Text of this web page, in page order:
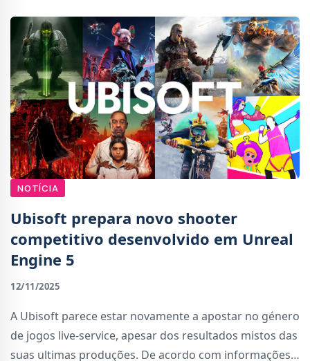
NOTÍCIA
Ubisoft prepara novo shooter
competitivo desenvolvido em Unreal
Engine 5
12/11/2025
A Ubisoft parece estar novamente a apostar no género
de jogos live-service, apesar dos resultados mistos das
suas ultimas produções. De acordo com informações